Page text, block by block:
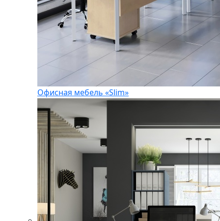
Офисная мебель «Slim»